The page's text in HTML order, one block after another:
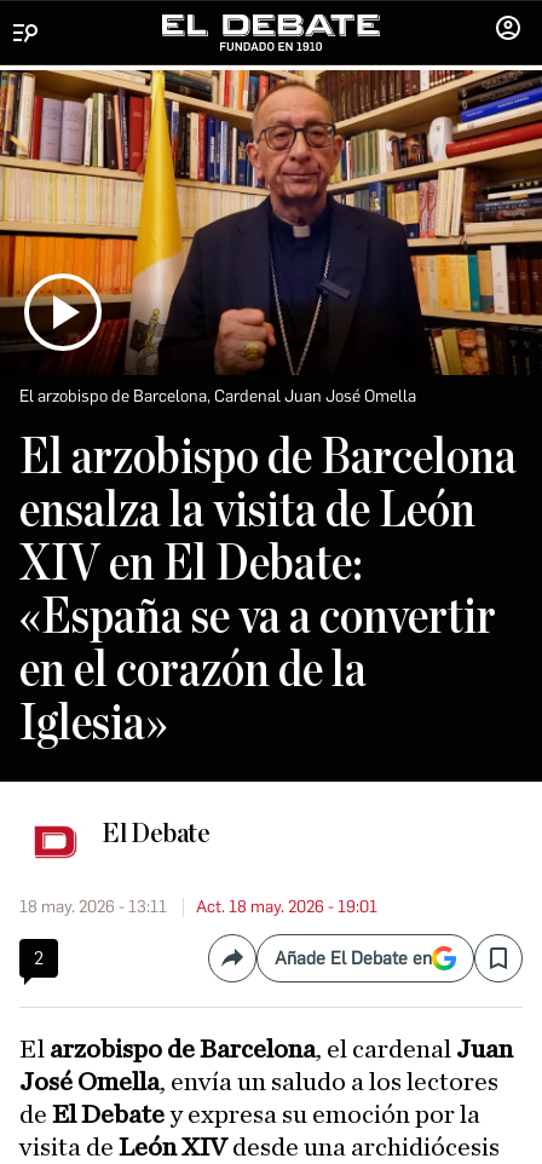
SESIÓN
El arzobispo de Barcelona, Cardenal Juan José Omella
El arzobispo de Barcelona
ensalza la visita de León
XIV en El Debate:
«España se va a convertir
en el corazón de la
Iglesia»
El Debate
18 may. 2026 - 13:11 Act. 18 may. 2026 - 19:01
2 CompartirAñade El Debate en Save
El arzobispo de Barcelona, el cardenal Juan
José Omella, envía un saludo a los lectores
de El Debatey expresa su emoción por la
visita de León XIVdesde una archidiócesis